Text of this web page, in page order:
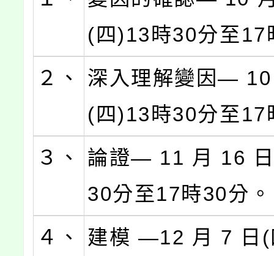
(四)13時30分至17
２、
深入理解變因—
(四)13時30分至17
３、
論證— 11 月 16
30分至17時30分。
４、
建模 —12 月 7 日(